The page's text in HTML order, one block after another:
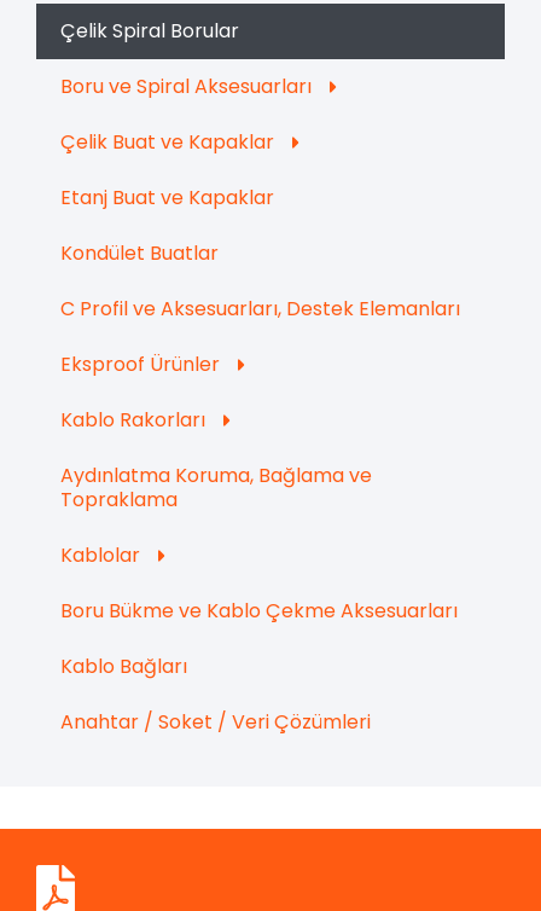
Çelik Spiral Borular
Boru ve Spiral Aksesuarları
Çelik Buat ve Kapaklar
Etanj Buat ve Kapaklar
Kondület Buatlar
C Profil ve Aksesuarları, Destek Elemanları
Eksproof Ürünler
Kablo Rakorları
Aydınlatma Koruma, Bağlama ve
Topraklama
Kablolar
Boru Bükme ve Kablo Çekme Aksesuarları
Kablo Bağları
Anahtar / Soket / Veri Çözümleri